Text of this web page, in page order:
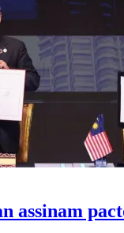
assinam